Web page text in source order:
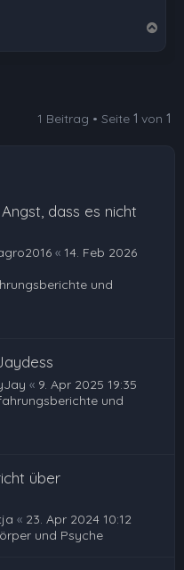
b
1 Beitrag • Seite 1 von 1
dass es nicht
« 14. Feb 2026
und
« 9. Apr 2025 19:35
und
über
« 23. Apr 2024 10:12
und Psyche